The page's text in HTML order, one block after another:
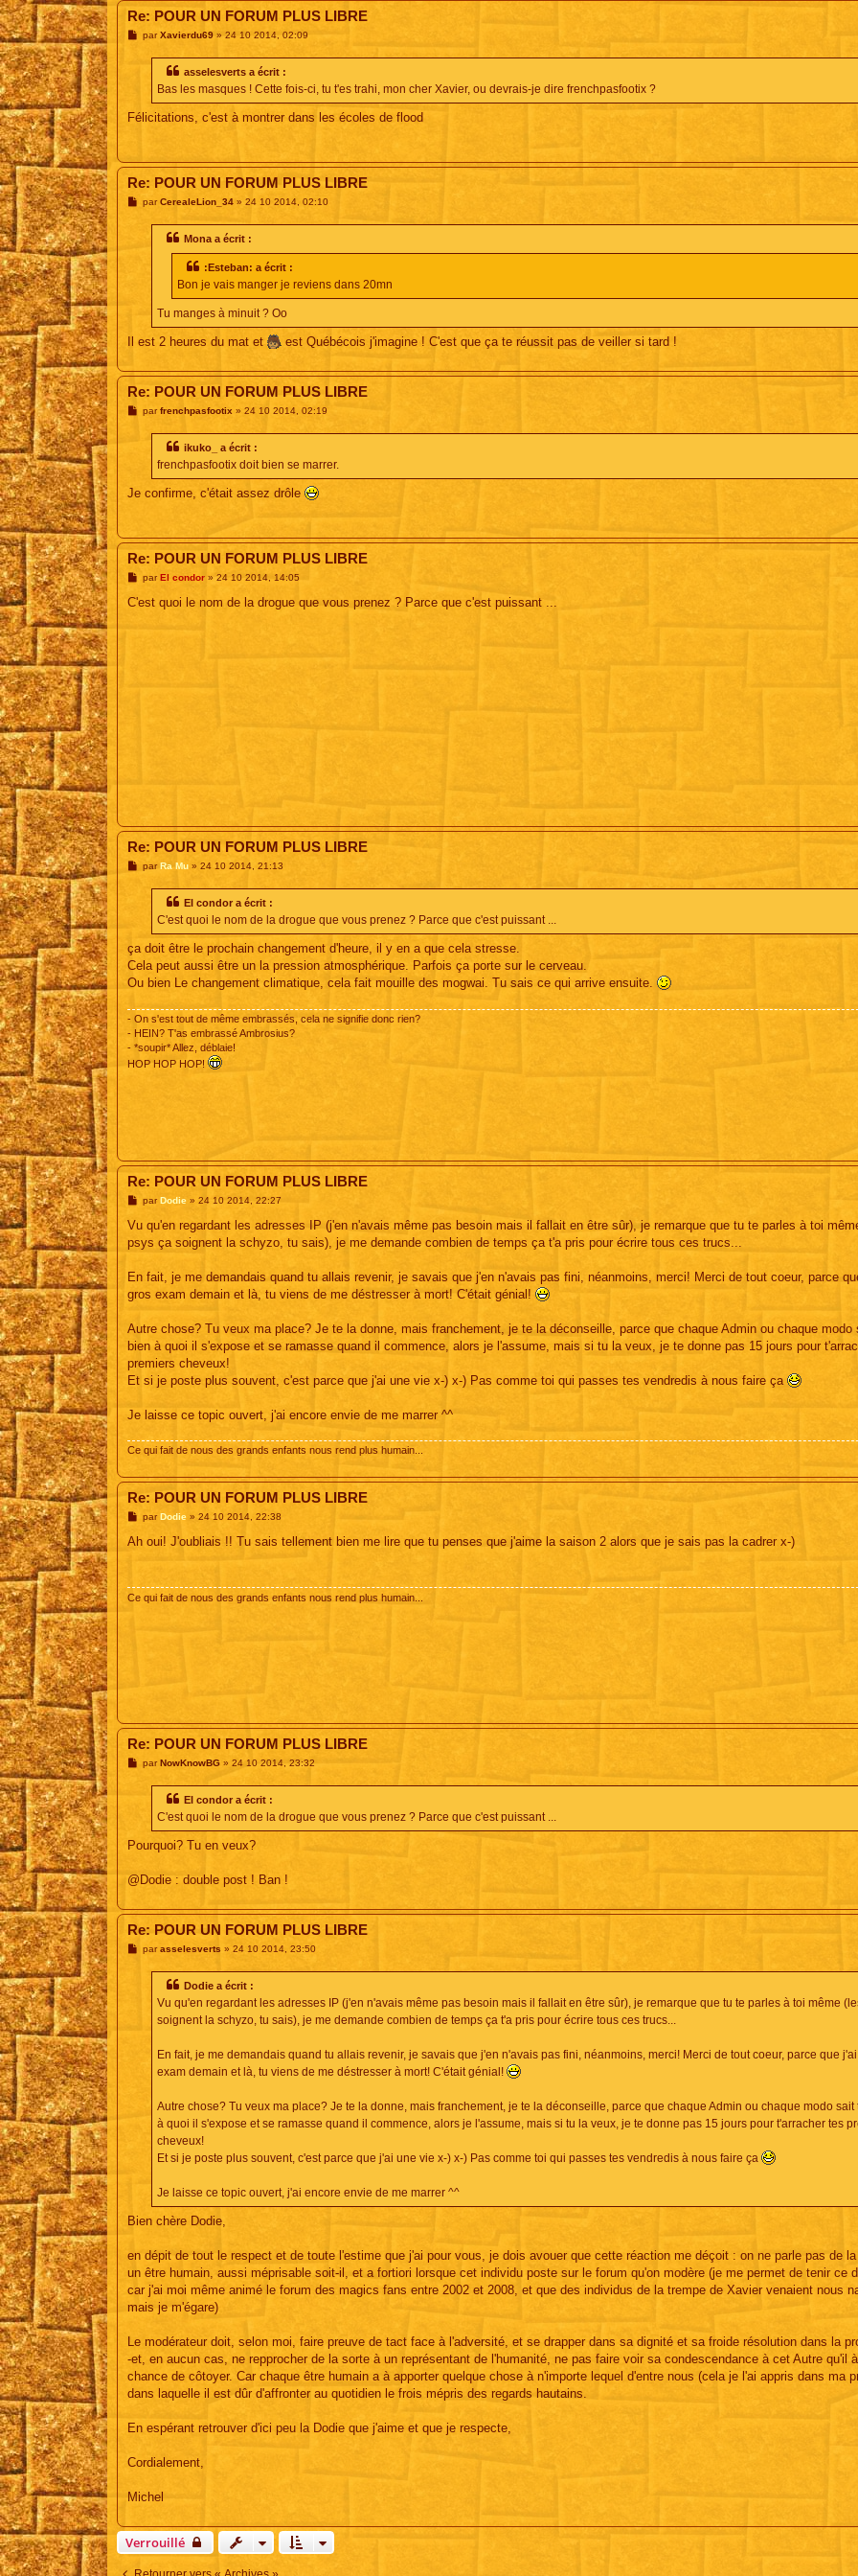
Re: POUR UN FORUM PLUS LIBRE
MparXavierdu69» 24 10 2014, 02:09
asselesverts a écrit :
Bas les masques ! Cette fois-ci, tu t'es trahi, mon cher Xavier, ou devrais-je dire frenchpasfootix ?
Félicitations, c'est à montrer dans les écoles de flood
Re: POUR UN FORUM PLUS LIBRE
MparCerealeLion_34» 24 10 2014, 02:10
Mona a écrit :
:Esteban: a écrit :
Bon je vais manger je reviens dans 20mn
Tu manges à minuit ? Oo
Il est 2 heures du mat et est Québécois j'imagine ! C'est que ça te réussit pas de veiller si tard !
Re: POUR UN FORUM PLUS LIBRE
Mparfrenchpasfootix » 24 10 2014, 02:19
ikuko_ a écrit :
frenchpasfootix doit bien se marrer.
Je confirme, c'était assez drôle
Re: POUR UN FORUM PLUS LIBRE
M
s
par El condor»24 10 2014, 14:05
C'est quoi le nom de la drogue que vous prenez ? Parce que c'est puissant ...
Re: POUR UN FORUM PLUS LIBRE
MparRa Mu» 24 10 2014, 21:13
El condor a écrit :
C'est quoi le nom de la drogue que vous prenez ? Parce que c'est puissant ...
ça doit être le prochain changement d'heure, il y en a que cela stresse.
Cela peut aussi être un la pression atmosphérique. Parfois ça porte sur le cerveau.
Ou bien Le changement climatique, cela fait mouille des mogwai. Tu sais ce qui arrive ensuite.
- On s'est tout de même embrassés, cela ne signifie donc rien?
- HEIN? T'as embrassé Ambrosius?
- *soupir* Allez, déblaie!
HOP HOP HOP!
Re: POUR UN FORUM PLUS LIBRE
M
s
a
par Dodie» 24 10 2014, 22:27
Vu qu'en regardant les adresses IP (j'en n'avais même pas besoin mais il fallait en être sûr), je remarque que tu te parles à toi
psys ça soignent la schyzo, tu sais), je me demande combien de temps ça t'a pris pour écrire tous ces trucs...
En fait, je me demandais quand tu allais revenir, je savais que j'en n'avais pas fini, néanmoins, merci! Merci de tout coeur, parce
gros exam demain et là, tu viens de me déstresser à mort! C'était génial!
Autre chose? Tu veux ma place? Je te la donne, mais franchement, je te la déconseille, parce que chaque Admin ou chaque modo
bien à quoi il s'expose et se ramasse quand il commence, alors je l'assume, mais si tu la veux, je te donne pas 15 jours pour
premiers cheveux!
Et si je poste plus souvent, c'est parce que j'ai une vie x-) x-) Pas comme toi qui passes tes vendredis à nous faire ça
Je laisse ce topic ouvert, j'ai encore envie de me marrer ^^
Ce qui fait de nous des grands enfants nous rend plus humain...
Re: POUR UN FORUM PLUS LIBRE
M
s
parDodie » 24 10 2014, 22:38
Ah oui! J'oubliais !! Tu sais tellement bien me lire que tu penses que j'aime la saison 2 alors que je sais pas la cadrer x-)
Ce qui fait de nous des grands enfants nous rend plus humain...
Re: POUR UN FORUM PLUS LIBRE
MparNowKnowBG» 24 10 2014, 23:32
El condor a écrit :
C'est quoi le nom de la drogue que vous prenez ? Parce que c'est puissant ...
Pourquoi? Tu en veux?
@Dodie : double post ! Ban !
Re: POUR UN FORUM PLUS LIBRE
Mparasselesverts » 24 10 2014, 23:50
Dodie a écrit :
Vu qu'en regardant les adresses IP (j'en n'avais même pas besoin mais il fallait en être sûr), je remarque que tu te parles à toi même
soignent la schyzo, tu sais), je me demande combien de temps ça t'a pris pour écrire tous ces trucs...
En fait, je me demandais quand tu allais revenir, je savais que j'en n'avais pas fini, néanmoins, merci! Merci de tout coeur, parce que
exam demain et là, tu viens de me déstresser à mort! C'était génial!
Autre chose? Tu veux ma place? Je te la donne, mais franchement, je te la déconseille, parce que chaque Admin ou chaque modo sait
à quoi il s'expose et se ramasse quand il commence, alors je l'assume, mais si tu la veux, je te donne pas 15 jours pour t'arracher tes
cheveux!
Et si je poste plus souvent, c'est parce que j'ai une vie x-) x-) Pas comme toi qui passes tes vendredis à nous faire ça
Je laisse ce topic ouvert, j'ai encore envie de me marrer ^^
Bien chère Dodie,
en dépit de tout le respect et de toute l'estime que j'ai pour vous, je dois avouer que cette réaction me déçoit : on ne parle pas de
un être humain, aussi méprisable soit-il, et a fortiori lorsque cet individu poste sur le forum qu'on modère (je me permet de tenir ce
car j'ai moi même animé le forum des magics fans entre 2002 et 2008, et que des individus de la trempe de Xavier venaient nous
mais je m'égare)
Le modérateur doit, selon moi, faire preuve de tact face à l'adversité, et se drapper dans sa dignité et sa froide résolution dans la
-et, en aucun cas, ne repprocher de la sorte à un représentant de l'humanité, ne pas faire voir sa condescendance à cet Autre qu'il
chance de côtoyer. Car chaque être humain a à apporter quelque chose à n'importe lequel d'entre nous (cela je l'ai appris dans ma
dans laquelle il est dûr d'affronter au quotidien le frois mépris des regards hautains.
En espérant retrouver d'ici peu la Dodie que j'aime et que je respecte,
Cordialement,
Michel
Verrouillé